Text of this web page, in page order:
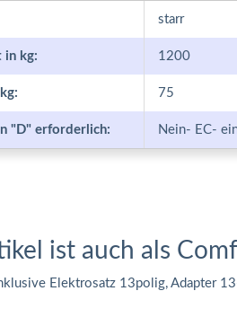
starr
in kg: 1200
75
"D" erforderlich: Nein- EC-
ist auch als
Elektrosatz 13polig, Adapter